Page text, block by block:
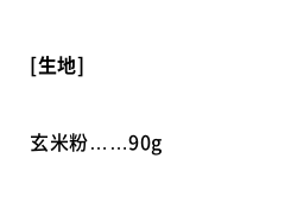
[生地]
玄米粉……90g